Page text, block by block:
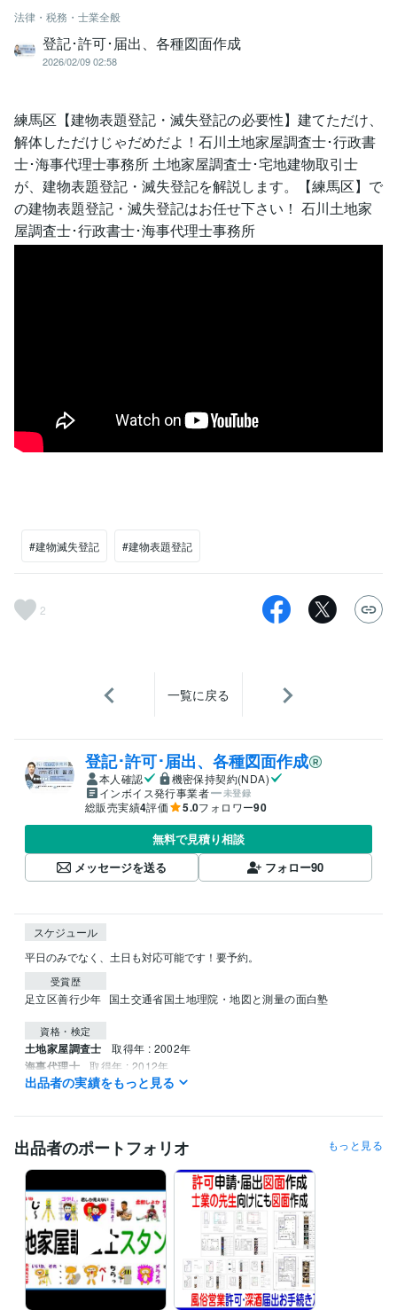
法律・税務・士業全般
登記･許可･届出、各種図面作成
2026/02/09 02:58
練馬区【建物表題登記・滅失登記の必要性】建てただけ、
解体しただけじゃだめだよ！石川土地家屋調査士･行政書
士･海事代理士事務所 土地家屋調査士･宅地建物取引士
が、建物表題登記・滅失登記を解説します。【練馬区】で
の建物表題登記・滅失登記はお任せ下さい！ 石川土地家
屋調査士･行政書士･海事代理士事務所
#建物滅失登記 #建物表題登記
2
一覧に戻る
登記･許可･届出、各種図面作成
本人確認
機密保持契約(NDA)
インボイス発行事業者
未登録
総販売実績4評価 5.0フォロワー90
無料で見積り相談
メッセージを送る
フォロー90
スケジュール
平日のみでなく、土日も対応可能です！要予約。
受賞歴
足立区善行少年 国土交通省国土地理院・地図と測量の面白塾
資格・検定
土地家屋調査士 取得年 : 2002年
海事代理士 取得年 : 2012年
宅地建物取引士 取得年 : 1995年
１級船舶免許＜小型船舶操縦士＞ 取得年 : 2013年
損害保険代理店上級資格
得意分野
ビジネス代行・事務代行 登記･許可･届出、各種図面作成
建物表題登記、図面
出品者の実績をもっと見る
出品者のポートフォリオ もっと見る